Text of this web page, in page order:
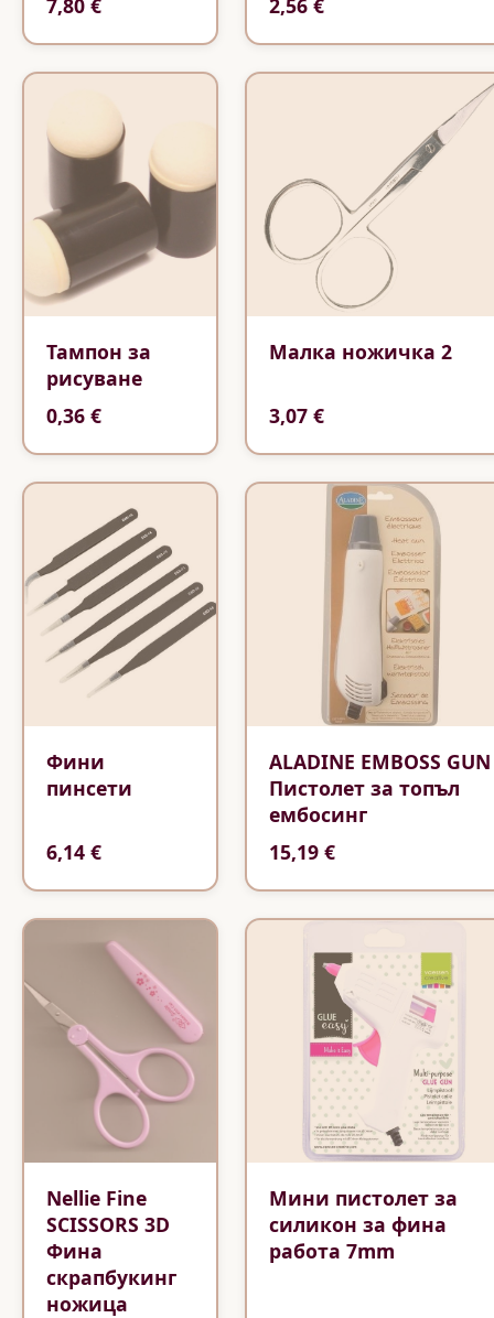
7,80 €
2,56 €
Тампон за
рисуване
0,36 €
Малка ножичка 2
3,07 €
Фини
пинсети
6,14 €
ALADINE EMBOSS GUN
Пистолет за топъл
ембосинг
15,19 €
Nellie Fine
SCISSORS 3D
Фина
скрапбукинг
ножица
Мини пистолет за
силикон за фина
работа 7mm